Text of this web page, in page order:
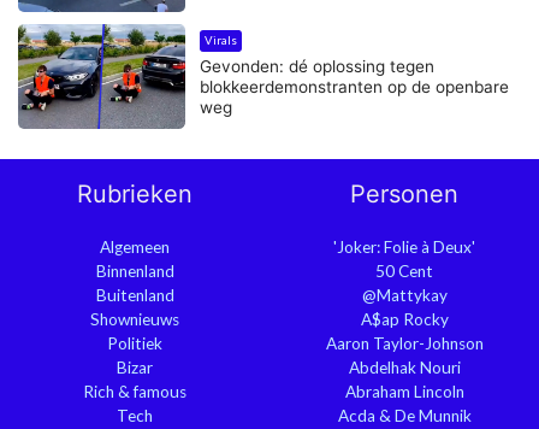
Virals
Gevonden: dé oplossing tegen
blokkeerdemonstranten op de openbare
weg
Rubrieken
Algemeen
Binnenland
Buitenland
Shownieuws
Politiek
Bizar
Rich & famous
Tech
Personen
'Joker: Folie à Deux'
50 Cent
@Mattykay
A$ap Rocky
Aaron Taylor-Johnson
Abdelhak Nouri
Abraham Lincoln
Acda & De Munnik